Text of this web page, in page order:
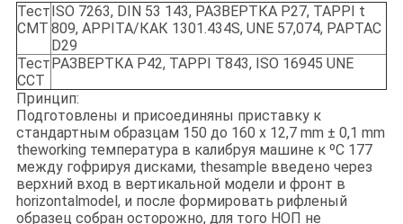
Тест
CMT
ISO 7263, DIN 53 143, РАЗВЕРТКА P27, TAPPI t
809, APPITA/КАК 1301.434S, UNE 57,074, PAPTAC
D29
Тест
CCT
РАЗВЕРТКА P42, TAPPI T843, ISO 16945 UNE
Принцип:
Подготовлены и присоединяны приставку к
стандартным образцам 150 до 160 x 12,7 mm ± 0,1 mm
theworking температура в калибруя машине к ºC 177
между гофрируя дисками, thesample введено через
верхний вход в вертикальной модели и фронт в
horizontalmodel, и после формировать рифленый
образец собран осторожно, для того НОП не